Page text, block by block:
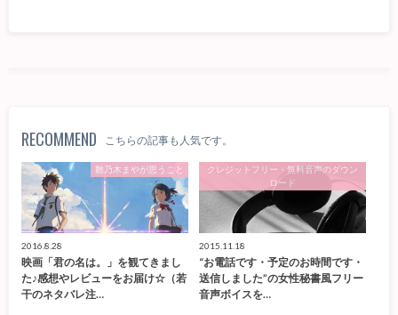
RECOMMEND こちらの記事も人気です。
雛乃木まやが思うこと
2016.8.28
映画「君の名は。」を観てきまし
た♪感想やレビューをお届け☆（若
干のネタバレ注…
クレジットフリー・無料音声のダウン
ロード
2015.11.18
“お電話です・予定のお時間です・
送信しました”の女性秘書風フリー
音声ボイスを…